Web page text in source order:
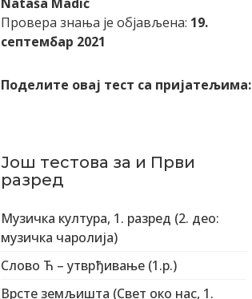
Провера знања је објављена: 19.
септембар 2021
Поделите овај тест са пријатељима:
Још тестова за и Први
разред
Музичка култура, 1. разред (2. део:
музичка чаролија)
Слово Ћ – утврђивање (1.р.)
Врсте земљишта (Свет око нас, 1.